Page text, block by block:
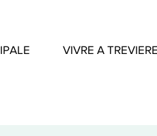
VIVRE A